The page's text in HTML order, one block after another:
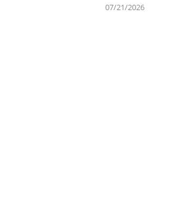
07/21/2026